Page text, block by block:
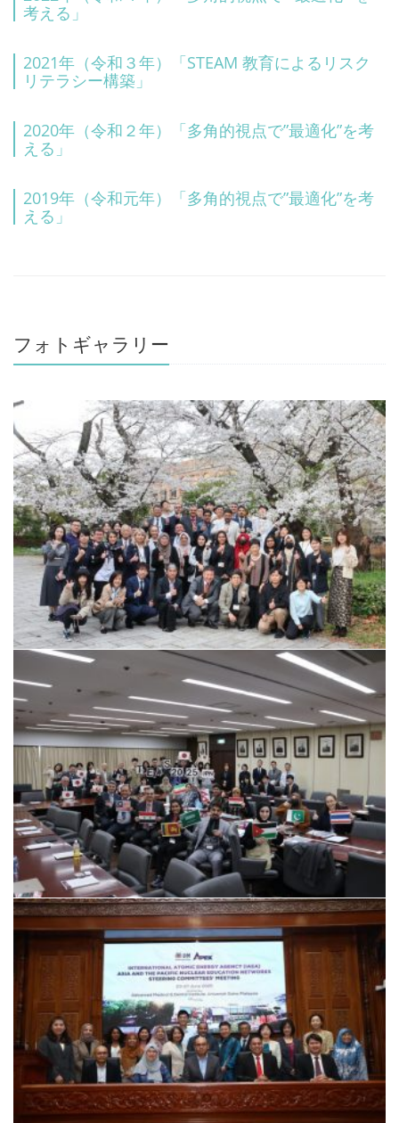
考える」
2021年（令和３年）「STEAM 教育によるリスク
リテラシー構築」
2020年（令和２年）「多角的視点で”最適化”を考
える」
2019年（令和元年）「多角的視点で”最適化”を考
える」
フォトギャラリー